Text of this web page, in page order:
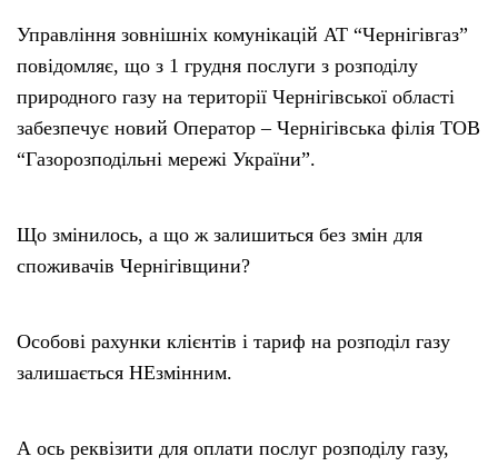
Управління зовнішніх комунікацій АТ “Чернігівгаз”
повідомляє, що з 1 грудня послуги з розподілу
природного газу на території Чернігівської області
забезпечує новий Оператор – Чернігівська філія ТОВ
“Газорозподільні мережі України”.
Що змінилось, а що ж залишиться без змін для
споживачів Чернігівщини?
Особові рахунки клієнтів і тариф на розподіл газу
залишається НЕзмінним.
А ось реквізити для оплати послуг розподілу газу,